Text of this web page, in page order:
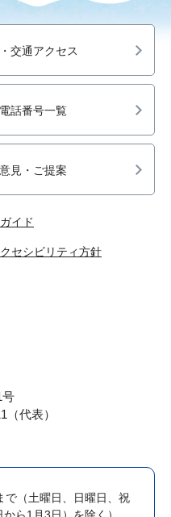
交通アクセス
話番号一覧
見・ご提案
イド
セシビリティ方針
号
代表）
で （土曜日、日曜日、祝